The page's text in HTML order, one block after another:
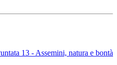
13 - Assemini, natura e bontà